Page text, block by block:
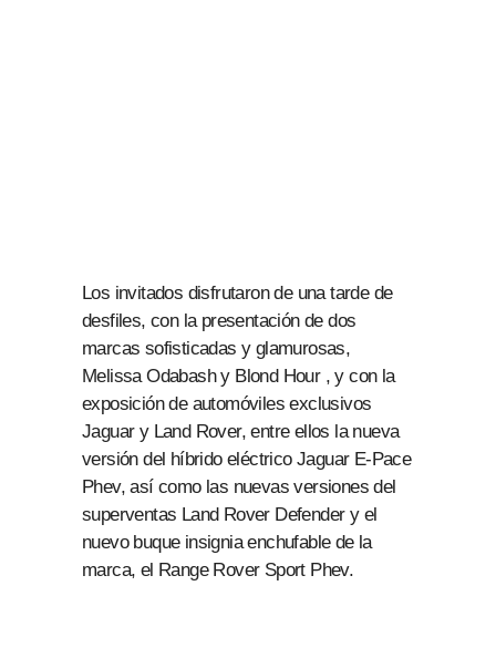
Los invitados disfrutaron de una tarde de
desfiles, con la presentación de dos
marcas sofisticadas y glamurosas,
Melissa Odabash y Blond Hour , y con la
exposición de automóviles exclusivos
Jaguar y Land Rover, entre ellos la nueva
versión del híbrido eléctrico Jaguar E-Pace
Phev, así como las nuevas versiones del
superventas Land Rover Defender y el
nuevo buque insignia enchufable de la
marca, el Range Rover Sport Phev.